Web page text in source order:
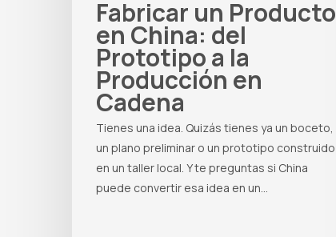
Fabricar un Producto
en China: del
Prototipo a la
Producción en
Cadena
Tienes una idea. Quizás tienes ya un boceto,
un plano preliminar o un prototipo construido
en un taller local. Y te preguntas si China
puede convertir esa idea en un…